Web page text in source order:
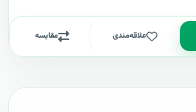
علاقه‌مندی مقایسه